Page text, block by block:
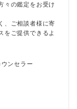
々の鑑定をお受け
、ご相談者様に寄
をご提供できるよ
ンセラー